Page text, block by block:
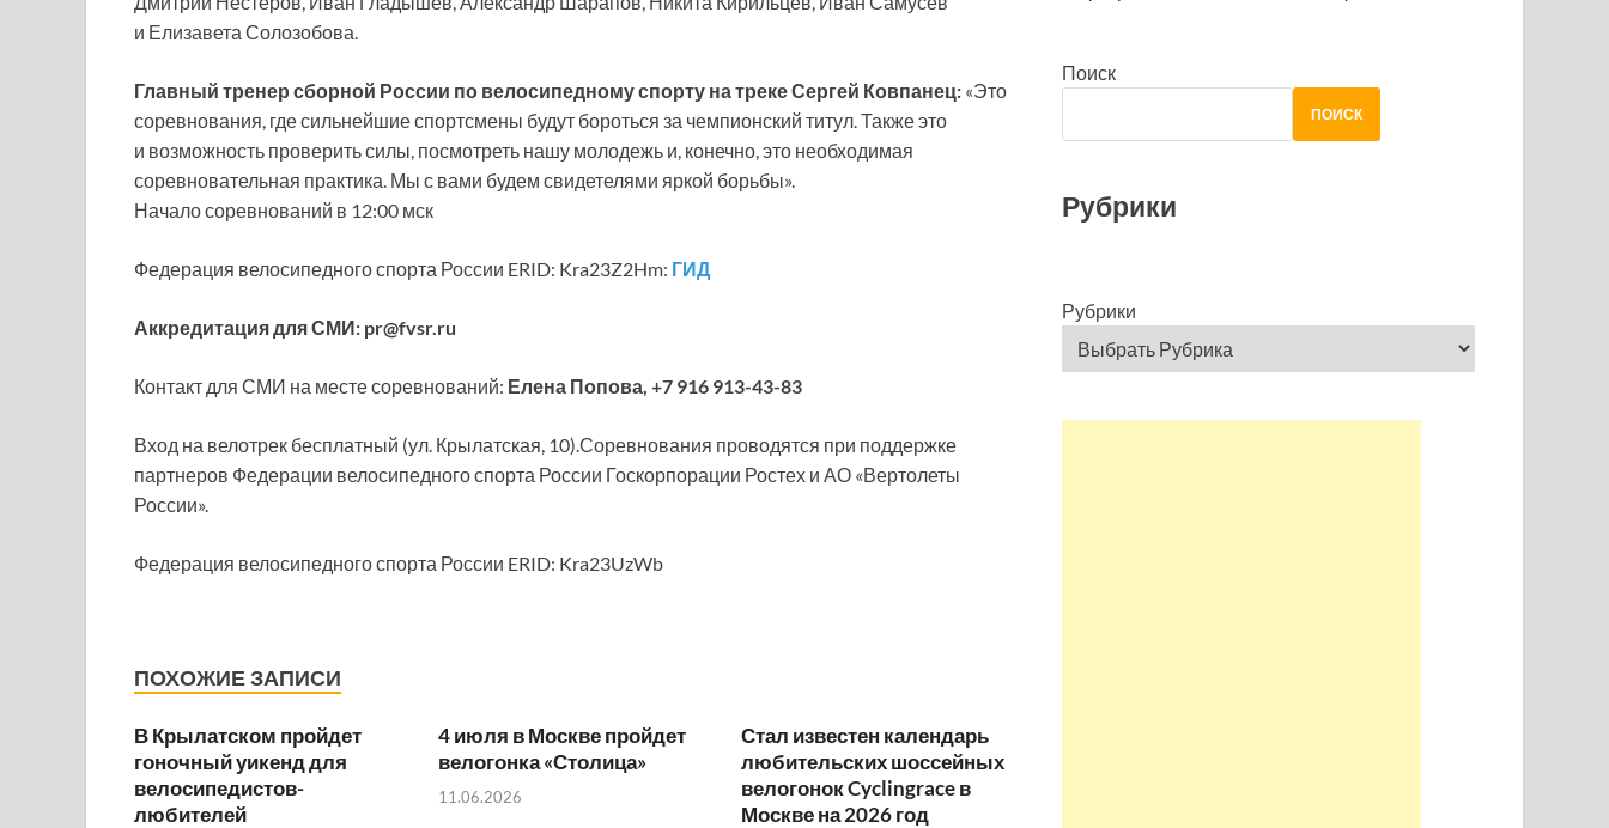
и Елизавета Солозобова.
Главный тренер сборной России по велосипедному спорту на треке Сергей Ковпанец: «Это
соревнования, где сильнейшие спортсмены будут бороться за чемпионский титул. Также это
и возможность проверить силы, посмотреть нашу молодежь и, конечно, это необходимая
соревновательная практика. Мы с вами будем свидетелями яркой борьбы».
Начало соревнований в 12:00 мск
Федерация велосипедного спорта России ERID: Kra23Z2Hm: ГИД
Аккредитация для СМИ: pr@fvsr.ru
Контакт для СМИ на месте соревнований: Елена Попова, +7 916 913-43-83
Вход на велотрек бесплатный (ул. Крылатская, 10).Соревнования проводятся при поддержке
партнеров Федерации велосипедного спорта России Госкорпорации Ростех и АО «Вертолеты
России».
Федерация велосипедного спорта России ERID: Kra23UzWb
ПОХОЖИЕ ЗАПИСИ
В Крылатском пройдет
гоночный уикенд для
велосипедистов-
любителей
4 июля в Москве пройдет
велогонка «Столица»
11.06.2026
Стал известен календарь
любительских шоссейных
велогонок Cyclingrace в
Москве на 2026 год
Поиск
ПОИСК
Рубрики
Рубрики